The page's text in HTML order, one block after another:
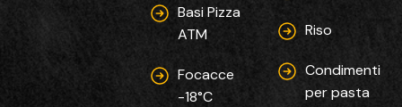
Basi Pizza
ATM
Focacce
-18°C
Riso
Condimenti
per pasta